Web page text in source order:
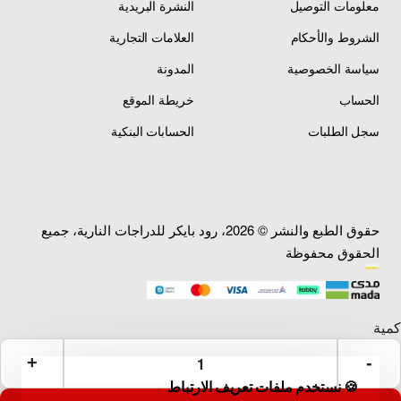
🍪 نستخدم ملفات تعريف الارتباط
معلومات التوصيل
الشروط والأحكام
سياسة الخصوصية
الحساب
سجل الطلبات
النشرة البريدية
العلامات التجارية
المدونة
خريطة الموقع
الحسابات البنكية
حقوق الطبع والنشر © 2026، رود بايكر للدراجات النارية، جميع
الحقوق محفوظة